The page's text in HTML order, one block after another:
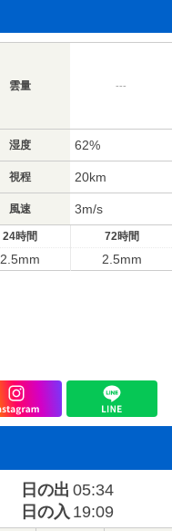
雲量 ---
湿度 62%
視程 20km
風速 3m/s
24時間
2.5mm
72時間
2.5mm
日の出 05:34
日の入 19:09